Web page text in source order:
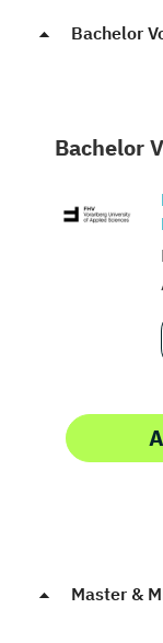
Bachelor
Bachelor
Master &